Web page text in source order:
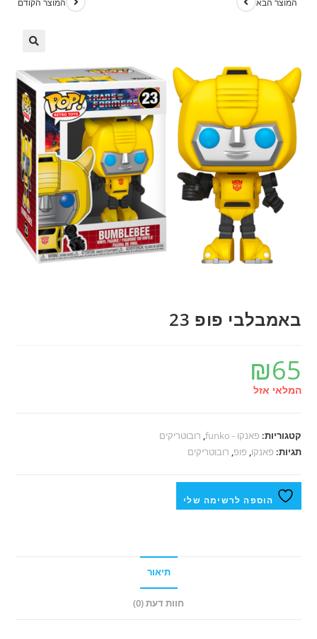
באמבלבי פופ 23
₪65
המלאי אזל
קטגוריות: פאנקו - funko , רובוטריקים
תגיות: פאנקו, פופ, רובוטריקים
הוספה לרשימה שלי
תיאור
חוות דעת (0)